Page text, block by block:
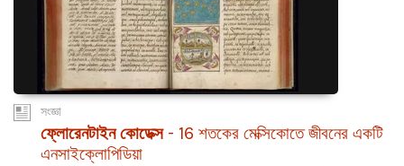
সংজ্ঞা
ফ্লোরেনটাইন কোডেক্স - 16 শতকের মেক্সিকোতে জীবনের একটি
এনসাইক্লোপিডিয়া